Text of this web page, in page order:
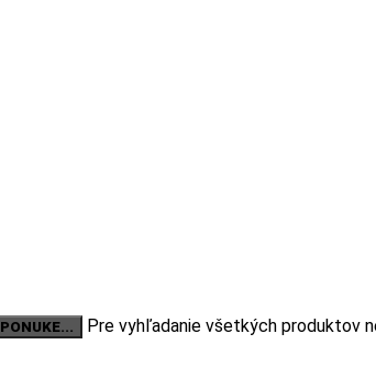
Pre vyhľadanie všetkých produktov